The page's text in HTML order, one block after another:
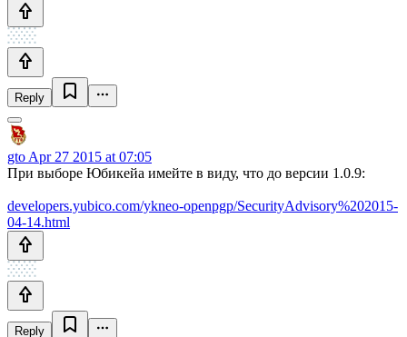
Reply
gto Apr 27 2015 at 07:05
При выборе Юбикейа имейте в виду, что до версии 1.0.9:
developers.yubico.com/ykneo-openpgp/SecurityAdvisory%202015-
04-14.html
Reply